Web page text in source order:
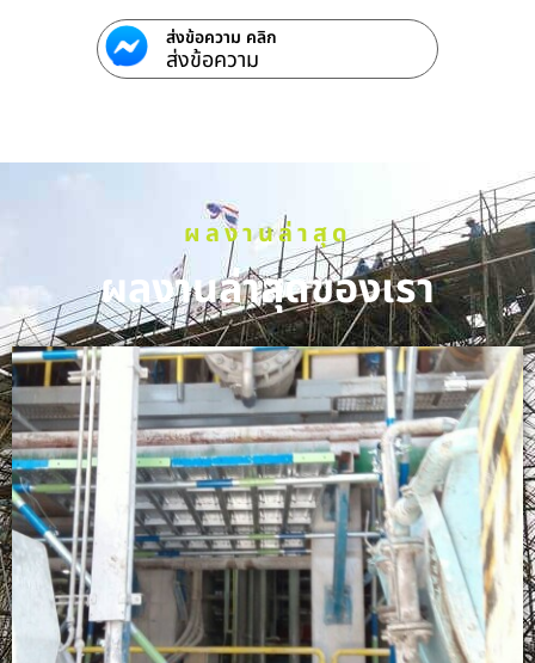
ส่งข้อความ คลิก
ส่งข้อความ
ผลงานล่าสุด
ผลงานล่าสุดของเรา